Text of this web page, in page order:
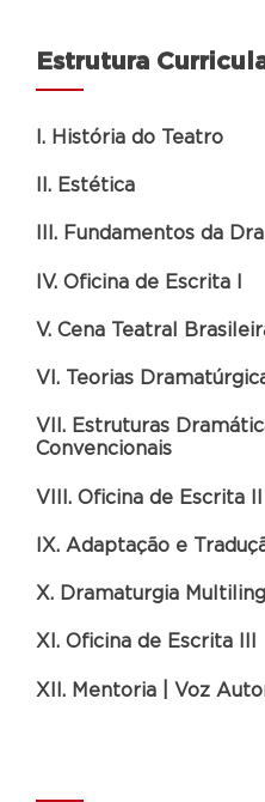
Estrutura
I. História do Teatro
II. Estética
III. Fundamentos da
IV. Oficina de Escrita I
V. Cena Teatral
VI. Teorias
VII. Estruturas
Convencionais
VIII. Oficina de Escrita II
IX. Adaptação e
X. Dramaturgia
XI. Oficina de Escrita III
XII. Mentoria | Voz